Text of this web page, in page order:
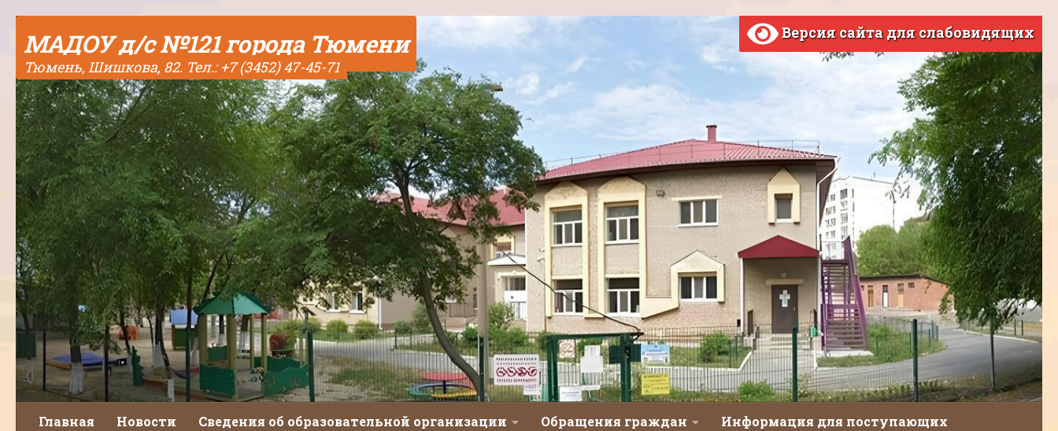
МАДОУ д/с №121 города Тюмени
Тюмень, Шишкова, 82. Тел.: +7 (3452) 47-45-71
Версия сайта для слабовидящих
Главная Новости Сведения об образовательной организации Обращения граждан Информация для поступающих